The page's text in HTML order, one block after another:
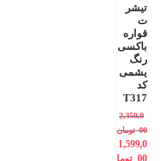
تیشر
ت
قواره
باکسی
رنگ
یشمی
کد
T317
2,350,0
00 تومان
1,599,0
00 توما